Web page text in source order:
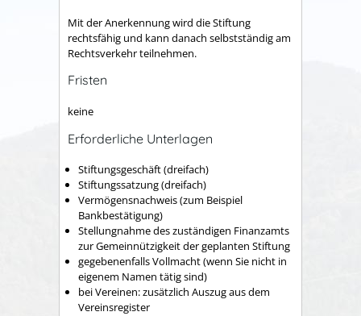
Mit der Anerkennung wird die Stiftung
rechtsfähig und kann danach selbstständig am
Rechtsverkehr teilnehmen.
Fristen
keine
Erforderliche Unterlagen
Stiftungsgeschäft (dreifach)
Stiftungssatzung (dreifach)
Vermögensnachweis (zum Beispiel
Bankbestätigung)
Stellungnahme des zuständigen Finanzamts
zur Gemeinnützigkeit der geplanten Stiftung
gegebenenfalls Vollmacht (wenn Sie nicht in
eigenem Namen tätig sind)
bei Vereinen: zusätzlich Auszug aus dem
Vereinsregister